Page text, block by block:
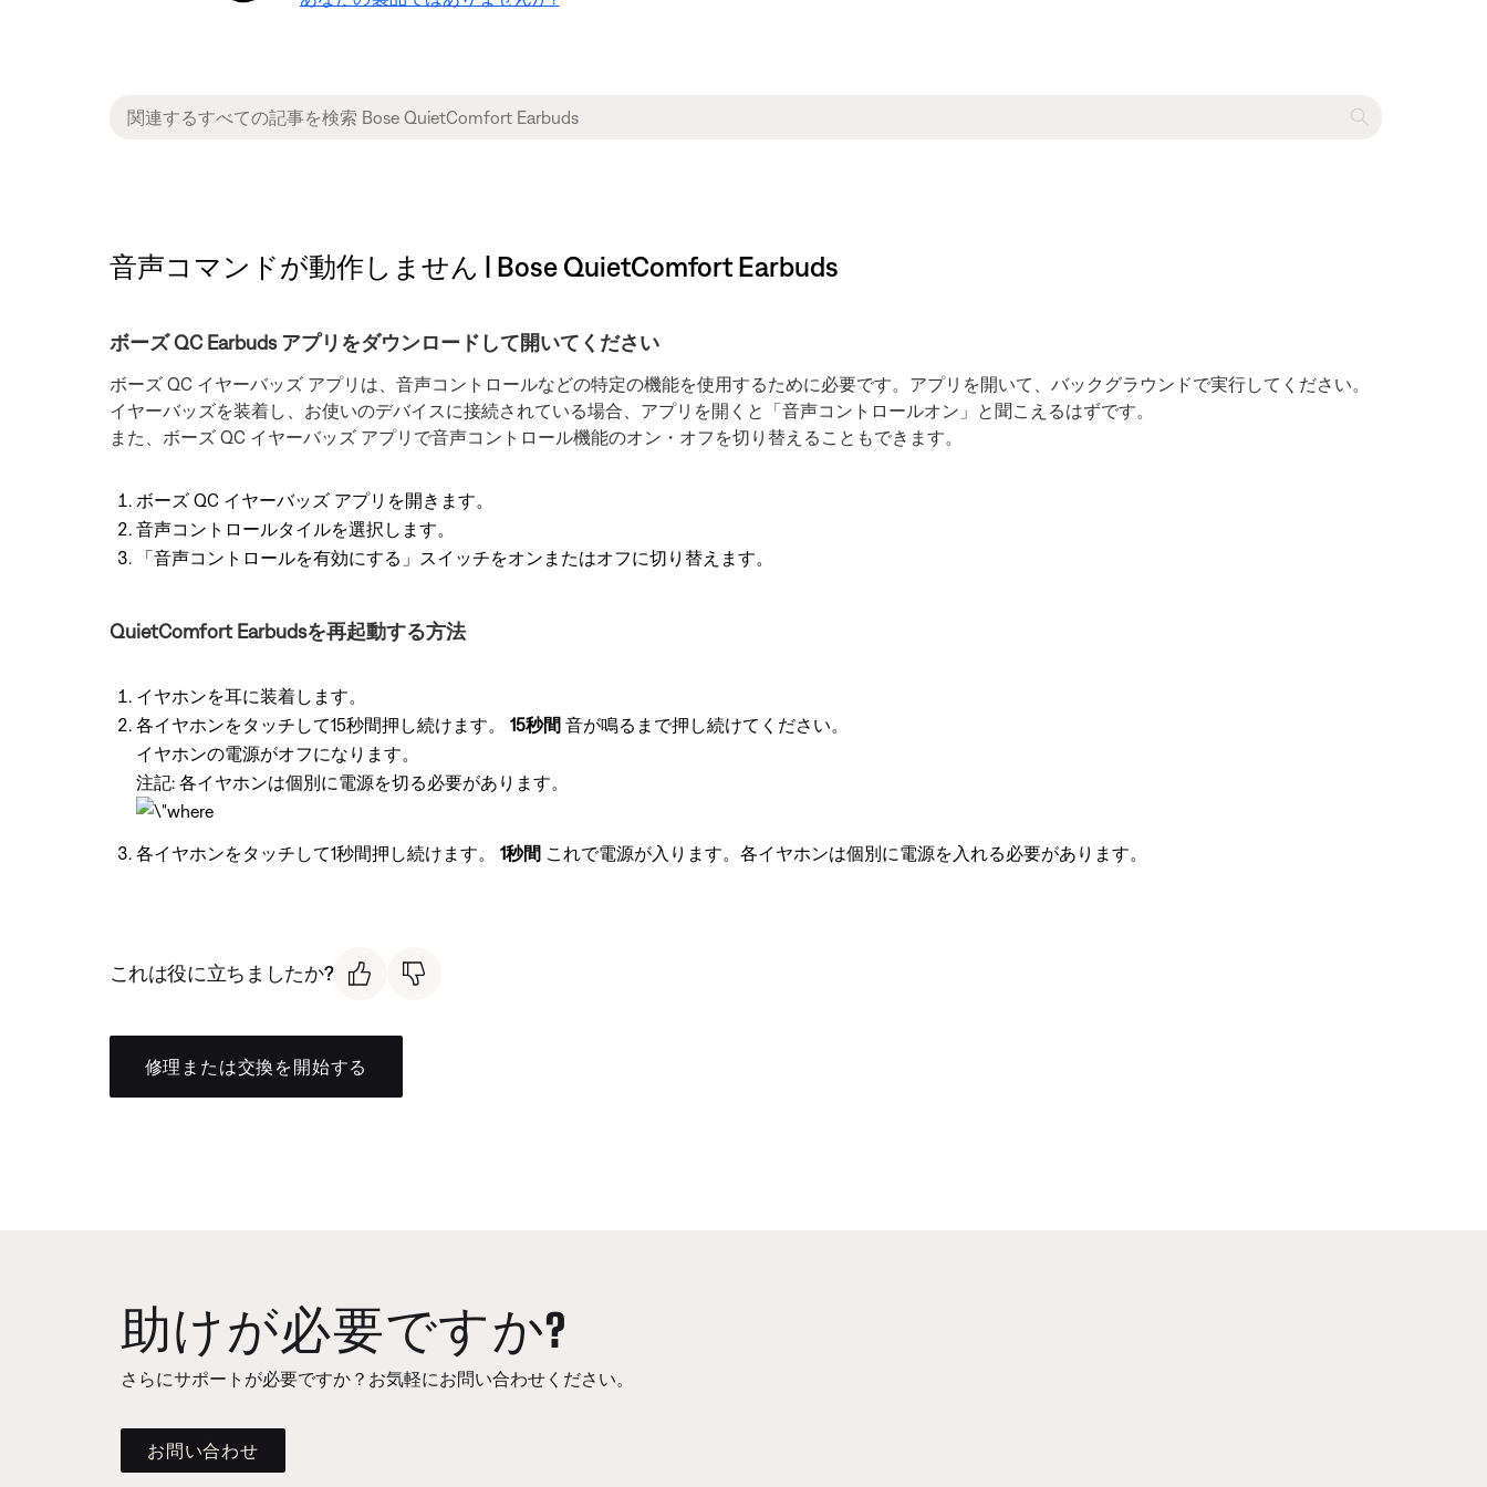
音声コマンドが動作しません | Bose QuietComfort Earbuds
ボーズ QC Earbuds アプリをダウンロードして開いてください
ボーズ QC イヤーバッズ アプリは、音声コントロールなどの特定の機能を使用するために必要です。アプリを開いて、バックグラウンドで実行してください。
イヤーバッズを装着し、お使いのデバイスに接続されている場合、アプリを開くと「音声コントロールオン」と聞こえるはずです。
また、ボーズ QC イヤーバッズ アプリで音声コントロール機能のオン・オフを切り替えることもできます。
ボーズ QC イヤーバッズ アプリを開きます。
音声コントロールタイルを選択します。
「音声コントロールを有効にする」スイッチをオンまたはオフに切り替えます。
QuietComfort Earbudsを再起動する方法
イヤホンを耳に装着します。
各イヤホンをタッチして15秒間押し続けます。 15秒間 音が鳴るまで押し続けてください。
イヤホンの電源がオフになります。
注記: 各イヤホンは個別に電源を切る必要があります。
各イヤホンをタッチして1秒間押し続けます。 1秒間 これで電源が入ります。各イヤホンは個別に電源を入れる必要があります。
これは役に立ちましたか?
修理または交換を開始する
助けが必要ですか?
さらにサポートが必要ですか？お気軽にお問い合わせください。
お問い合わせ